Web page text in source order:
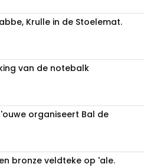
Krulle in de Stoelemat.
van de notebalk
organiseert Bal de
bronze veldteke op 'ale.